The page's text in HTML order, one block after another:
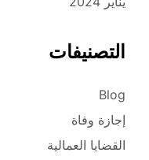
التصنيفات
Blog
إجازة وفاة
القضايا العمالية